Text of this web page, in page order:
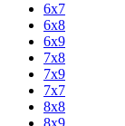
6x7
6x8
6x9
7x8
7x9
7x7
8x8